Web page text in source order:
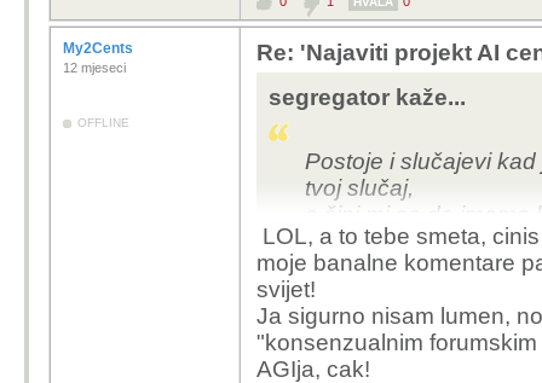
- Misliš "feedback loop"?
- Ovo ne bi čak niti
praznine sadrži.
My2Cents
12 mjeseci
OFFLINE
Re: 'Najaviti projekt AI
segregator kaže...
Postoje i slučajevi
tvoj slučaj,
a čini mi se da
LOL, a to tebe smeta,
moje banalne komentare
svijet!
Ja sigurno nisam lumen,
"konsenzualnim
AGIja, cak!